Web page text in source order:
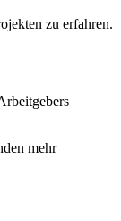
zu erfahren.
mehr